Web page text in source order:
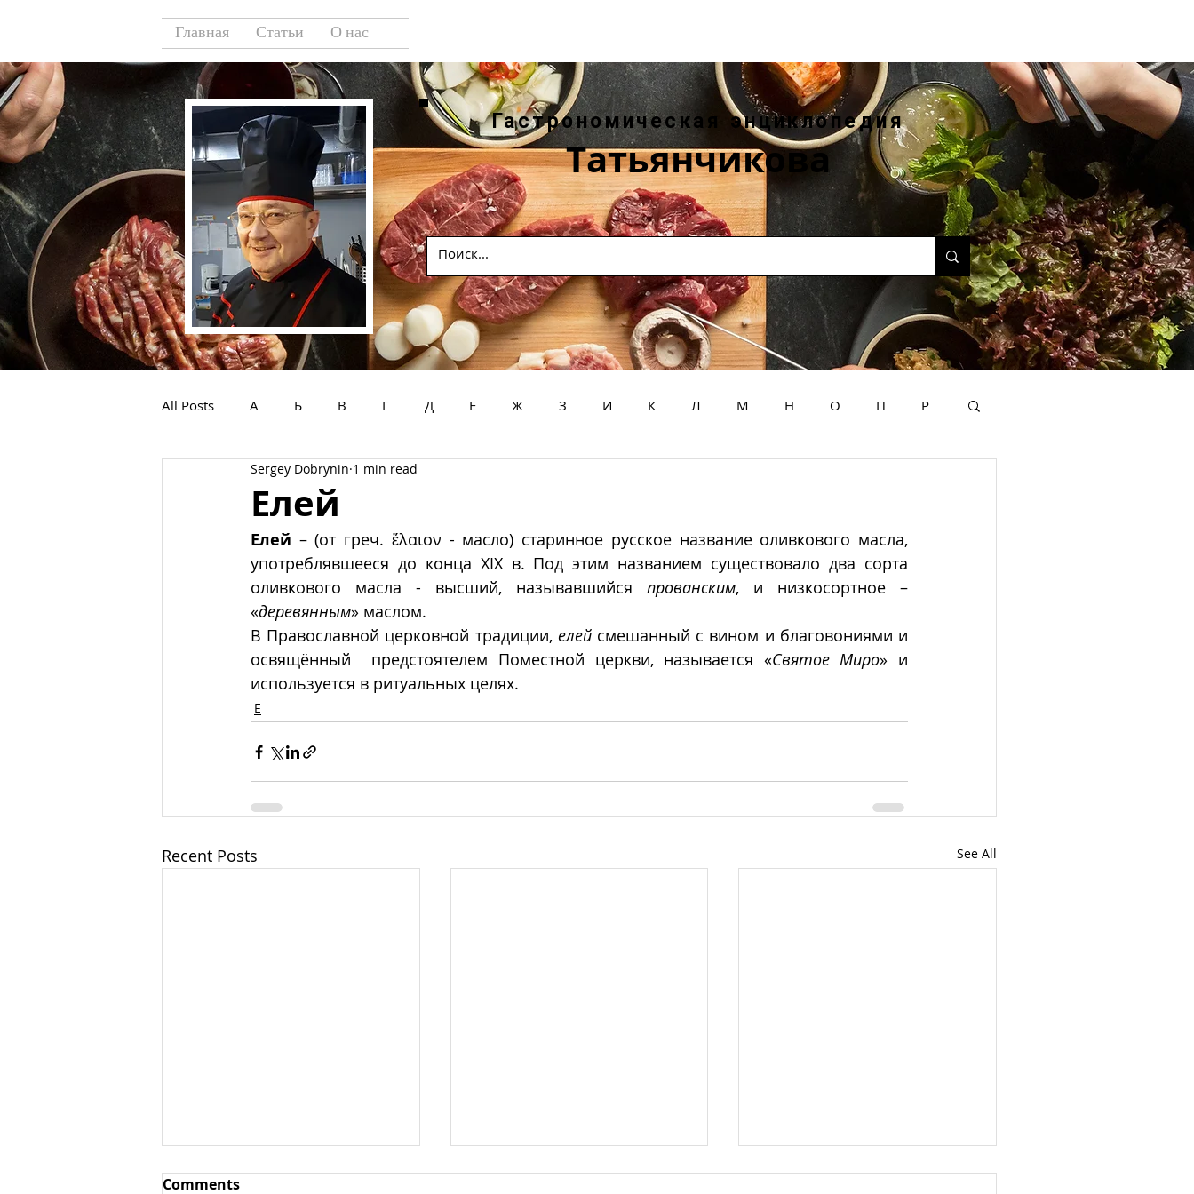
Главная Статьи О нас
Гастрономическая энциклопедия
Татьянчикова
All Posts А Б В Г Д Е Ж З И К Л М Н О П Р
У Ф Х
Елей
Sergey Dobrynin 1 min read
Елей – (от греч. ἔλαιον - масло) старинное русское название оливкового масла,
употреблявшееся до конца XIX в. Под этим названием существовало два сорта
оливкового масла - высший, называвшийся прованским, и низкосортное –
«деревянным» маслом.
В Православной церковной традиции, елей смешанный с вином и благовониями и
освящённый  предстоятелем Поместной церкви, называется «Святое Миро» и
используется в ритуальных целях.
Е
Recent Posts See All
Comments